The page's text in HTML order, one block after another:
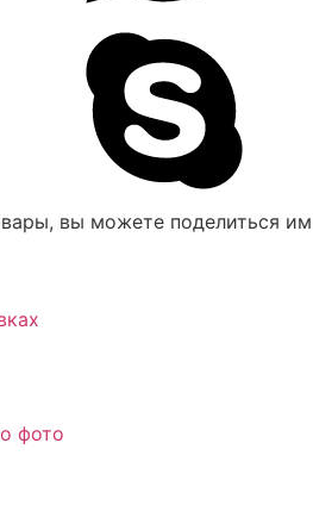
вы можете поделиться
фото